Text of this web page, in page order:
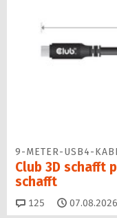
9-METER-USB4-
Club 3D schafft
schafft
125 Kommentare
07.08.2026